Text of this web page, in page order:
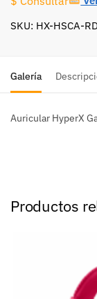
SKU: HX-HSCA-
Galería
Auricular HyperX
Productos